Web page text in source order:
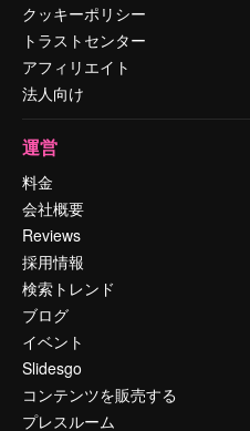
クッキーポリシー
トラストセンター
アフィリエイト
法人向け
運営
料金
会社概要
Reviews
採用情報
検索トレンド
ブログ
イベント
Slidesgo
コンテンツを販売する
プレスルーム